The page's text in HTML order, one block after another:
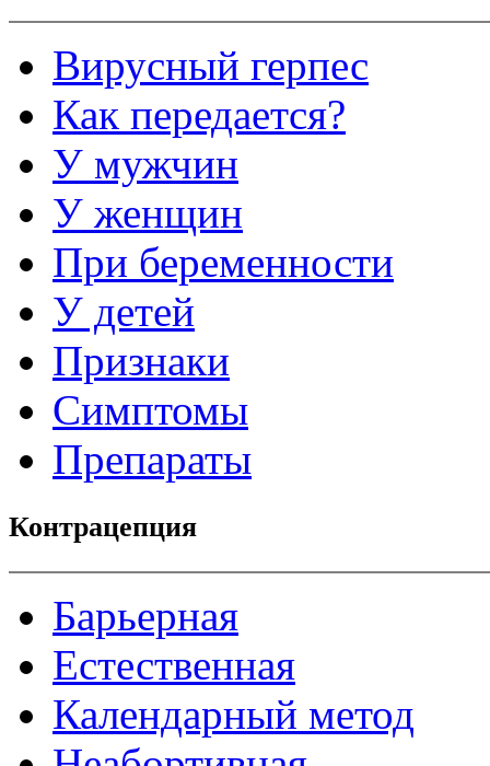
Вирусный герпес
Как передается?
У мужчин
У женщин
При беременности
У детей
Признаки
Симптомы
Препараты
Контрацепция
Барьерная
Естественная
Календарный метод